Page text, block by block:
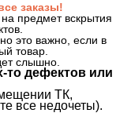
заказы!
предмет вскрытия
это важно, если в
товар.
слышно.
то дефектов или
ТК,
все недочеты).